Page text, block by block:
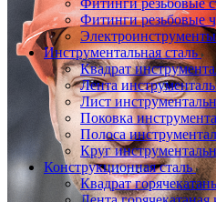
Фитинги резьбовые
Фитинги резьбовые
Электроинструменты
Инструментальная сталь
Квадрат
Лента
Лист
Поковка
Полоса
Круг
Конструкционная сталь
Квадрат